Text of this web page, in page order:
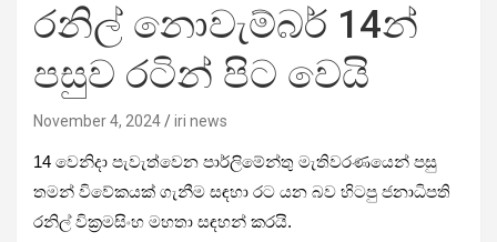
රනිල් නොවැම්බර් 14න්
පසුව රටින් පිට වෙයි
November 4, 2024 iri news
14 වෙනිදා පැවැත්වෙන පාර්ලිමේන්තු මැතිවරණයෙන් පසු
තමන් විවේකයක් ගැනීම සඳහා රට යන බව හිටපු ජනාධිපති
රනිල් වික‍්‍රමසිංහ මහතා සඳහන් කරයි.